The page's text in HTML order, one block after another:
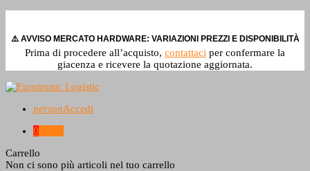
⚠️ AVVISO MERCATO HARDWARE: VARIAZIONI PREZZI E DISPONIBILITÀ
Prima di procedere all’acquisto, contattaci per confermare la
giacenza e ricevere la quotazione aggiornata.
personAccedi
0
Carrello
Non ci sono più articoli nel tuo carrello